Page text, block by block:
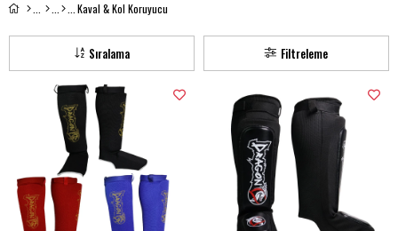
Kaval & Kol Koruyucu
Filtreleme
Sıralama